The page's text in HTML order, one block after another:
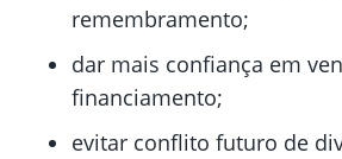
remembramento;
dar mais confiança em
financiamento;
evitar conflito futuro de